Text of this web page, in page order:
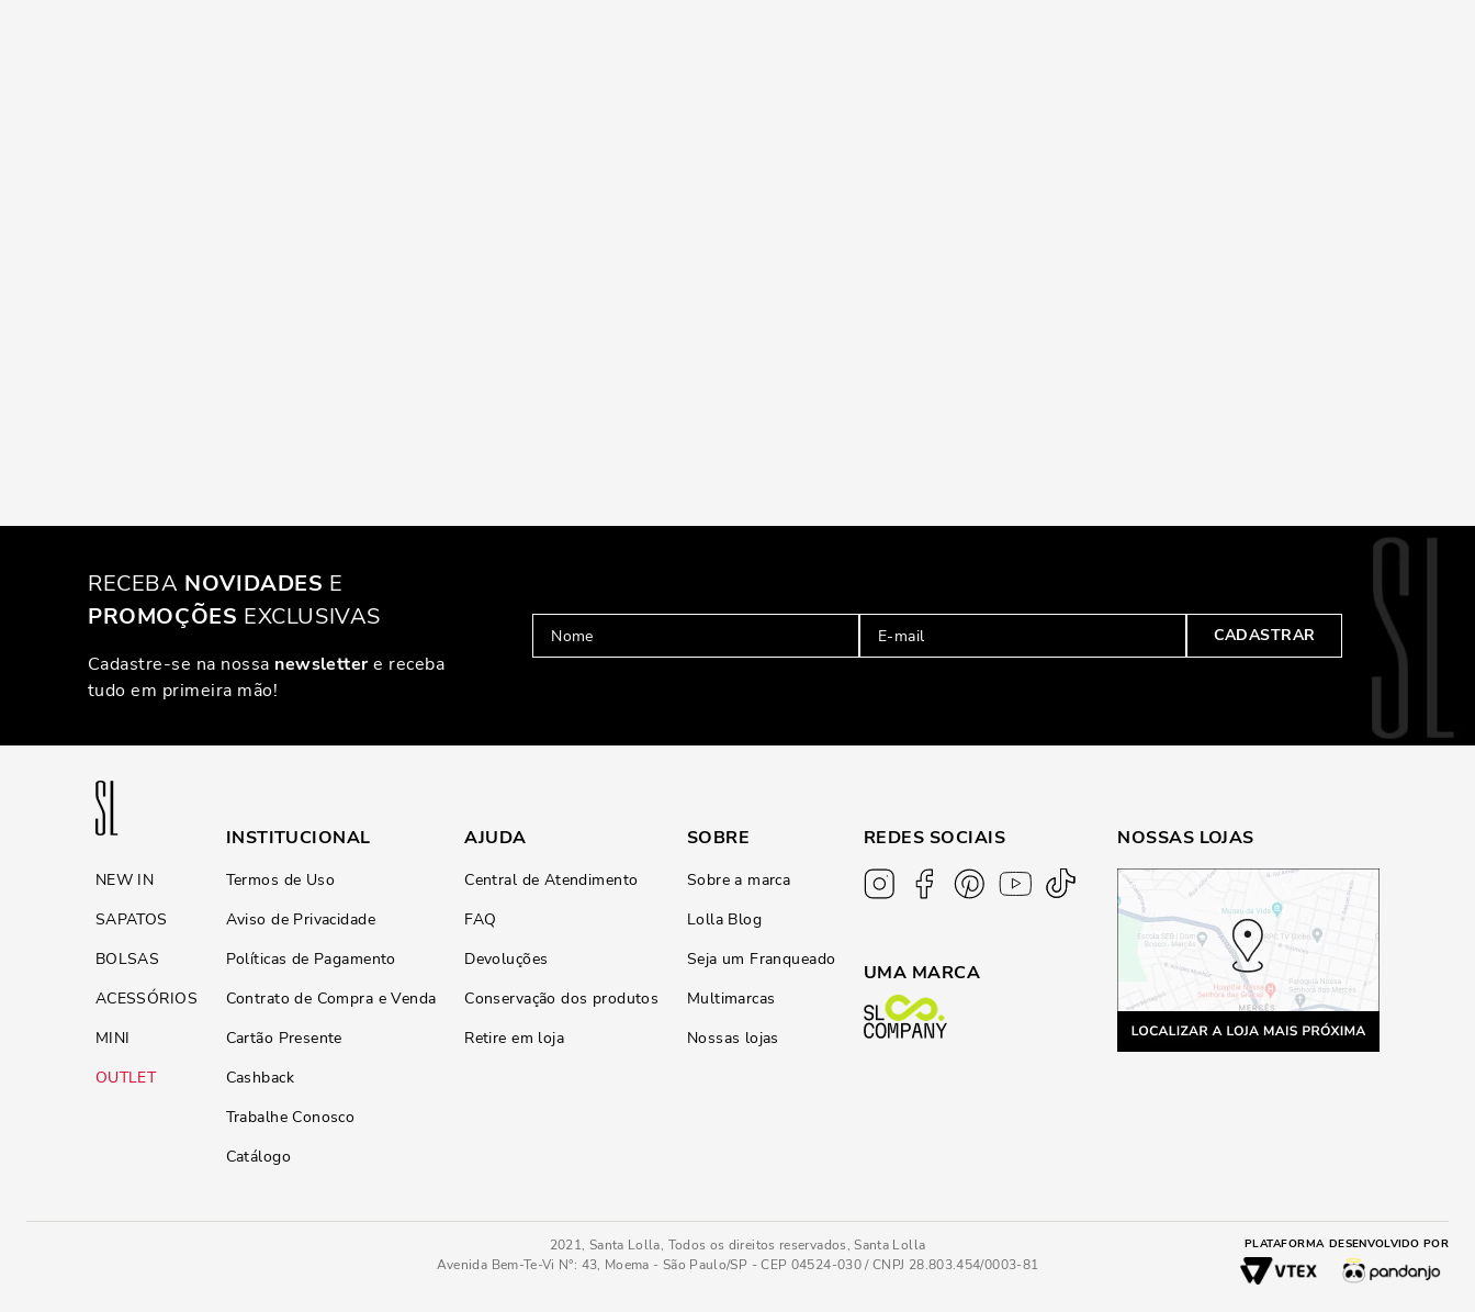
RECEBA NOVIDADES E
PROMOÇÕES EXCLUSIVAS
Cadastre-se na nossa newslettere receba
tudo em primeira mão!
CADASTRAR
NEW IN
SAPATOS
BOLSAS
ACESSÓRIOS
MINI
OUTLET
INSTITUCIONAL
Termos de Uso
Aviso de Privacidade
Políticas de Pagamento
Contrato de Compra e Venda
Cartão Presente
Cashback
Trabalhe Conosco
Catálogo
AJUDA
Central de Atendimento
FAQ
Devoluções
Conservação dos produtos
Retire em loja
SOBRE
Sobre a marca
Lolla Blog
Seja um Franqueado
Multimarcas
Nossas lojas
REDES SOCIAIS
UMA MARCA
NOSSAS LOJAS
2021, Santa Lolla, Todos os direitos reservados, Santa Lolla
Avenida Bem-Te-Vi N°: 43, Moema - São Paulo/SP - CEP 04524-030 / CNPJ 28.803.454/0003-81
PLATAFORMA DESENVOLVIDO POR